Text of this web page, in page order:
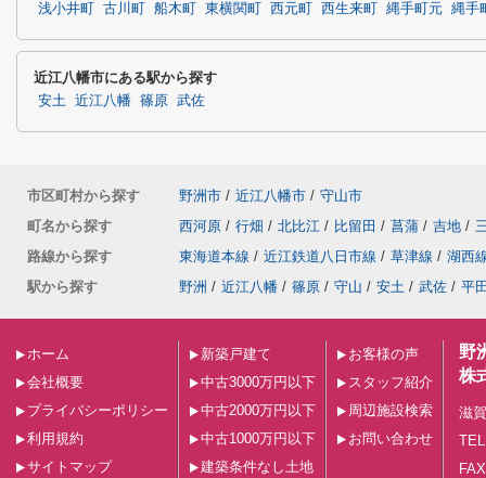
浅小井町
古川町 船木町 東横関町 西元町 西生来町 縄手町元 縄手
近江八幡市にある駅から探す
安土 近江八幡 篠原 武佐
市区町村から探す 野洲市 / 近江八幡市 / 守山市
町名から探す
西河原 / 行畑 / 北比江 / 比留田 / 菖蒲 / 吉地 /
路線から探す
東海道本線 / 近江鉄道八日市線 / 草津線 / 湖西
駅から探す
野洲 / 近江八幡 / 篠原 / 守山 / 安土 / 武佐 / 平
ホーム
会社概要
プライバシーポリシー
利用規約
サイトマップ
新築戸建て
中古3000万円以下
中古2000万円以下
中古1000万円以下
建築条件なし土地
お客様の声
スタッフ紹介
周辺施設検索
お問い合わせ
野
株
滋